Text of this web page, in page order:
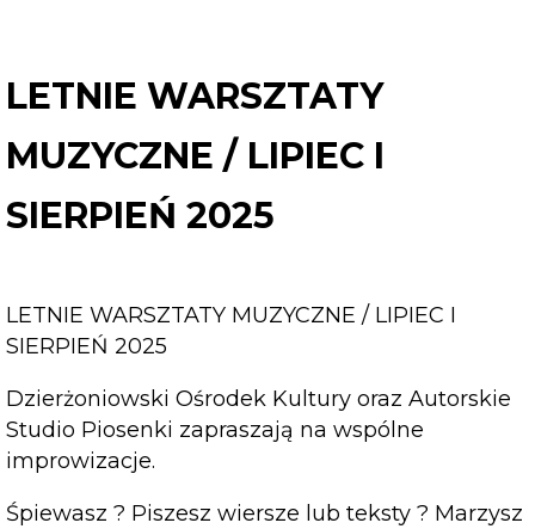
MUZYCZNE
/
LIPIEC
I
LETNIE WARSZTATY
MUZYCZNE / LIPIEC I
SIERPIEŃ 2025
LETNIE WARSZTATY MUZYCZNE / LIPIEC I
SIERPIEŃ 2025
Dzierżoniowski Ośrodek Kultury oraz Autorskie
Studio Piosenki zapraszają na wspólne
improwizacje.
Śpiewasz ? Piszesz wiersze lub teksty ? Marzysz